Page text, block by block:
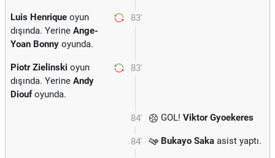
83'
Luis Henrique oyun
dışında. Yerine Ange-
Yoan Bonny oyunda.
83'
Piotr Zielinski oyun
dışında. Yerine Andy
Dioufoyunda.
84' GOL! Viktor Gyoekeres
84' Bukayo Saka asist yaptı.